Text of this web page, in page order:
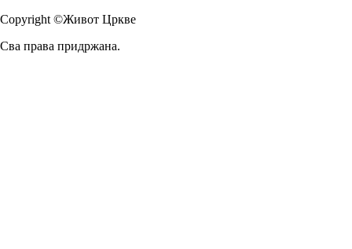
Copyright ©Живот Цркве
Сва права придржана.